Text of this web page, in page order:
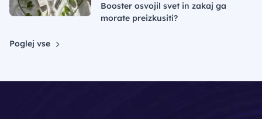
Booster osvojil svet in zakaj ga
morate preizkusiti?
Poglej vse